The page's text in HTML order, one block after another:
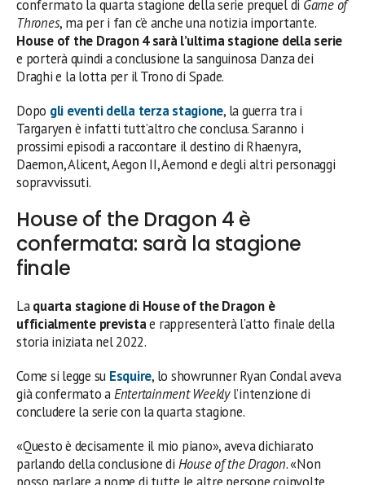
confermato la quarta stagione della serie prequel di Game of
Thrones, ma per i fan c’è anche una notizia importante.
House of the Dragon 4 sarà l’ultima stagione della serie
e porterà quindi a conclusione la sanguinosa Danza dei
Draghi e la lotta per il Trono di Spade.
Dopo gli eventi della terza stagione, la guerra tra i
Targaryen è infatti tutt’altro che conclusa. Saranno i
prossimi episodi a raccontare il destino di Rhaenyra,
Daemon, Alicent, Aegon II, Aemond e degli altri personaggi
sopravvissuti.
House of the Dragon 4 è
confermata: sarà la stagione
finale
Laquarta stagione di House of the Dragon è
ufficialmente previstae rappresenterà l’atto finale della
storia iniziata nel 2022.
Come si legge su Esquire, lo showrunner Ryan Condal aveva
già confermato aEntertainment Weeklyl’intenzione di
concludere la serie con la quarta stagione.
«Questo è decisamente il mio piano», aveva dichiarato
parlando della conclusione di House of the Dragon. «Non
posso parlare a nome di tutte le altre persone coinvolte